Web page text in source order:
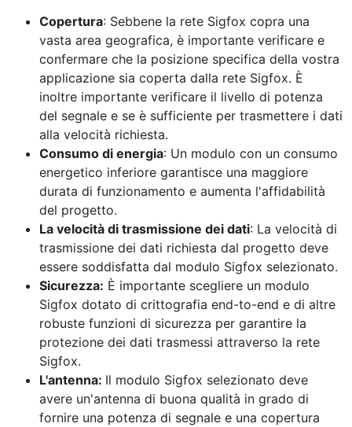
Copertura: Sebbene la rete Sigfox copra una
vasta area geografica, è importante verificare e
confermare che la posizione specifica della vostra
applicazione sia coperta dalla rete Sigfox. È
inoltre importante verificare il livello di potenza
del segnale e se è sufficiente per trasmettere i dati
alla velocità richiesta.
Consumo di energia: Un modulo con un consumo
energetico inferiore garantisce una maggiore
durata di funzionamento e aumenta l'affidabilità
del progetto.
La velocità di trasmissione dei dati: La velocità di
trasmissione dei dati richiesta dal progetto deve
essere soddisfatta dal modulo Sigfox selezionato.
Sicurezza: È importante scegliere un modulo
Sigfox dotato di crittografia end-to-end e di altre
robuste funzioni di sicurezza per garantire la
protezione dei dati trasmessi attraverso la rete
Sigfox.
L'antenna: Il modulo Sigfox selezionato deve
avere un'antenna di buona qualità in grado di
fornire una potenza di segnale e una copertura